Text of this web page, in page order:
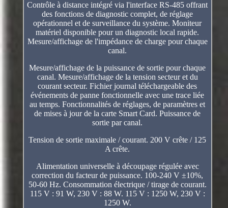
Contrôle à distance intégré via l'interface RS-485 offrant
des fonctions de diagnostic complet, de réglage
opérationnel et de surveillance du système. Moniteur
matériel disponible pour un diagnostic local rapide.
Mesure/affichage de l'impédance de charge pour chaque
canal.
Mesure/affichage de la puissance de sortie pour chaque
canal. Mesure/affichage de la tension secteur et du
courant secteur. Fichier journal téléchargeable des
événements de panne fonctionnelle avec une trace liée
au temps. Fonctionnalités de réglages, de paramètres et
de mises à jour de la carte Smart Card. Puissance de
sortie par canal.
Tension de sortie maximale / courant. 200 V crête / 125
A crête.
Alimentation universelle à découpage régulée avec
correction du facteur de puissance. 100-240 V ±10%,
50-60 Hz. Consommation électrique / tirage de courant.
115 V : 91 W, 230 V : 88 W. 115 V : 1250 W, 230 V :
1250 W.